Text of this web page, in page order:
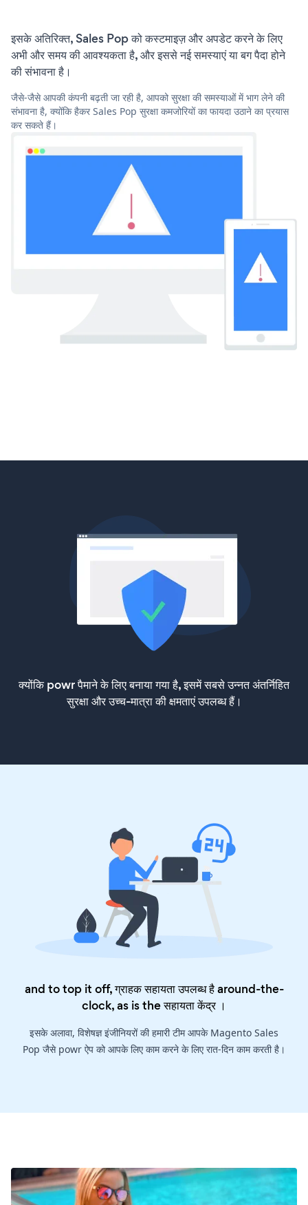
इसके अतिरिक्त, Sales Pop को कस्टमाइज़ और अपडेट करने के लिए
अभी और समय की आवश्यकता है, और इससे नई समस्याएं या बग पैदा होने
की संभावना है।
जैसे-जैसे आपकी कंपनी बढ़ती जा रही है, आपको सुरक्षा की समस्याओं में भाग लेने की
संभावना है, क्योंकि हैकर Sales Pop सुरक्षा कमजोरियों का फायदा उठाने का प्रयास
कर सकते हैं।
क्योंकि powr पैमाने के लिए बनाया गया है, इसमें सबसे उन्नत अंतर्निहित
सुरक्षा और उच्च-मात्रा की क्षमताएं उपलब्ध हैं।
and to top it off, ग्राहक सहायता उपलब्ध है around-the-
clock, as is theसहायता केंद्र।
इसके अलावा, विशेषज्ञ इंजीनियरों की हमारी टीम आपके Magento Sales
Pop जैसे powr ऐप को आपके लिए काम करने के लिए रात-दिन काम करती है।